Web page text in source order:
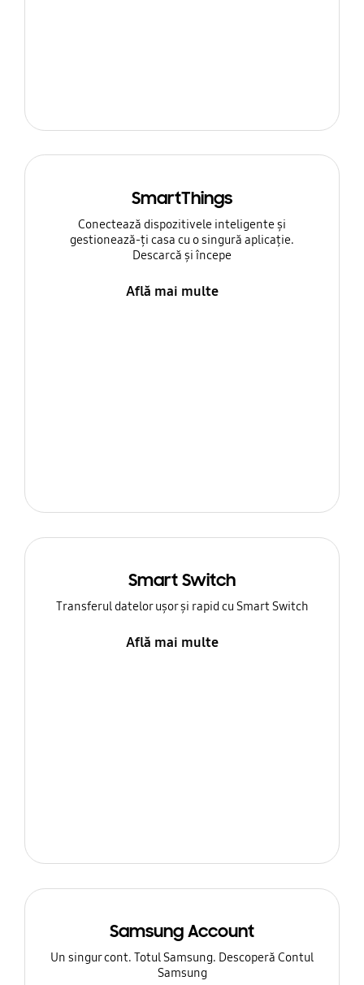
SmartThings
Conectează dispozitivele inteligente și
gestionează-ți casa cu o singură aplicație.
Descarcă și începe
Află mai multe
Smart Switch
Transferul datelor ușor și rapid cu Smart Switch
Află mai multe
Samsung Account
Un singur cont. Totul Samsung. Descoperă Contul
Samsung